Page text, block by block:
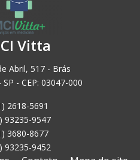
Vitta
Abril, 517 - Brás
- CEP: 03047-000
2618-5691
93235-9547
3680-8677
93235-9452